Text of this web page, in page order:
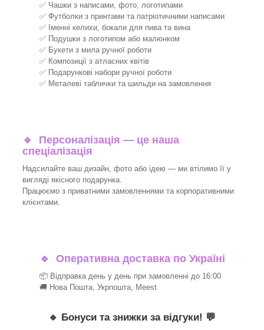
✅ Чашки з написами, фото, логотипами
✅ Футболки з принтами та патріотичними написами
✅ Іменні келихи, бокали для пива та вина
✅ Подушки з логотипом або малюнком
✅ Букети з мила ручної роботи
✅ Композиції з атласних квітів
✅ Подарункові набори ручної роботи
✅ Металеві таблички та шильди на замовлення
🔹
Персоналізація — це наша
спеціалізація
Надсилайте ваш дизайн, фото або ідею — ми втілимо її у
вигляді якісного подарунка.
Працюємо з приватними замовленнями та корпоративними
клієнтами.
🔹 Оперативна доставка по Україні
📦 Відправка день у день при замовленні до 16:00
🚚 Нова Пошта, Укрпошта, Meest
🔹 Бонуси та знижки за відгуки! 💬